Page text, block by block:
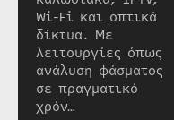
Wi-Fi και οπτικά
δίκτυα. Με
λειτουργίες όπως
ανάλυση φάσματος
σε πραγματικό
χρόν…